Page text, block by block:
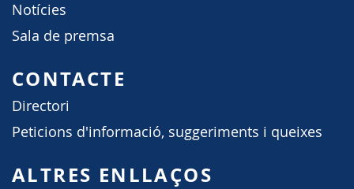
Notícies
Sala de premsa
CONTACTE
Directori
Peticions d'informació, suggeriments i queixes
ALTRES ENLLAÇOS